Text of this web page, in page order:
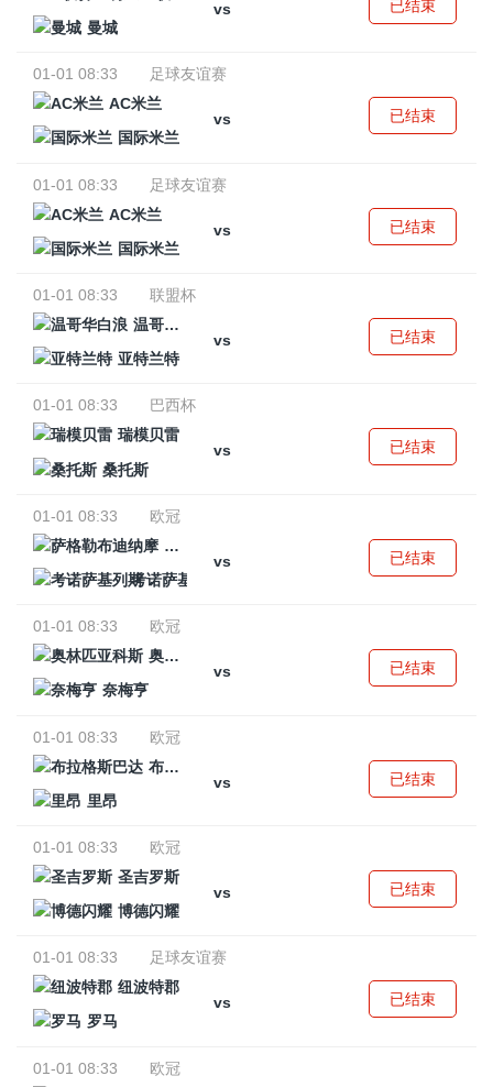
vs
曼城
已结束
01-01 08:33
足球友谊赛
AC米兰
vs
国际米兰
已结束
01-01 08:33
足球友谊赛
AC米兰
vs
国际米兰
已结束
01-01 08:33
联盟杯
温哥华白浪
vs
亚特兰特
已结束
01-01 08:33
巴西杯
瑞模贝雷
vs
桑托斯
已结束
01-01 08:33
欧冠
萨格勒布迪纳摩
vs
考诺萨基列斯
已结束
01-01 08:33
欧冠
奥林匹亚科斯
vs
奈梅亨
已结束
01-01 08:33
欧冠
布拉格斯巴达
vs
里昂
已结束
01-01 08:33
欧冠
圣吉罗斯
vs
博德闪耀
已结束
01-01 08:33
足球友谊赛
纽波特郡
vs
罗马
已结束
01-01 08:33
欧冠